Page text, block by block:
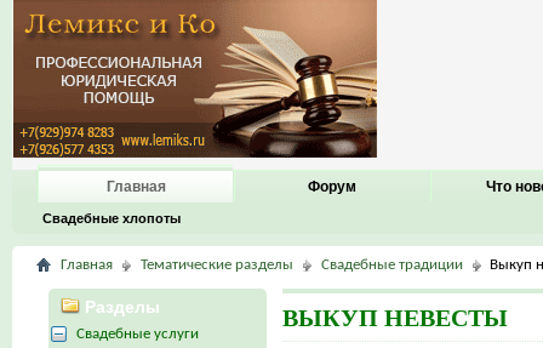
Главная
Свадебные хлопоты
Форум Что
Главная Тематические разделы Свадебные традиции Выкуп
ВЫКУП НЕВЕСТЫ
Разделы
Свадебные услуги